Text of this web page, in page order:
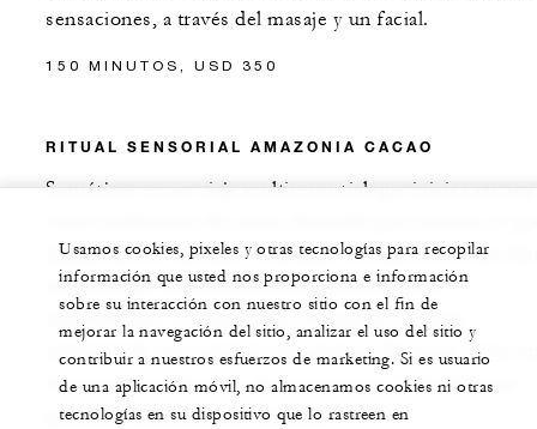
sensaciones, a través del masaje y un facial.
150 MINUTOS, USD 350
RITUAL SENSORIAL AMAZONIA CACAO
Sumérjase en un viaje multisensorial que inicia con una
despertar sus sentidos. Continúe con una envoltura
de cacao del Amazonas, naturalmente rico en
antioxidantes, y finalice con un masaje corporal
infusionado con esencias amazónicas de cacao. Este
favorece su relajación, eleva su ánimo y le brinda una
profunda sensación de bienestar
Usamos cookies, pixeles y otras tecnologías para recopilar
información que usted nos proporciona e información
sobre su interacción con nuestro sitio con el fin de
mejorar la navegación del sitio, analizar el uso del sitio y
contribuir a nuestros esfuerzos de marketing. Si es usuario
de una aplicación móvil, no almacenamos cookies ni otras
tecnologías en su dispositivo que lo rastreen en